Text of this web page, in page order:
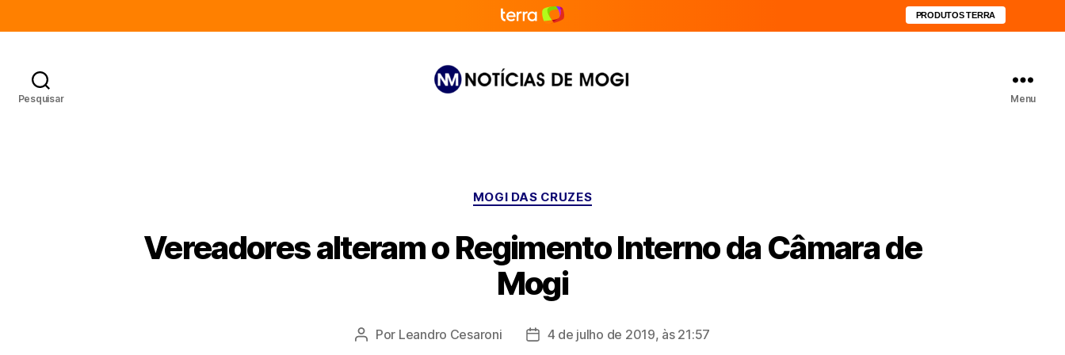
PRODUTOS TERRA
Pesquisar Menu
Categorias
MOGI DAS CRUZES
Vereadores alteram o Regimento Interno da Câmara de
Mogi
Autor
Por Leandro Cesaroni
Data4 de julho de 2019, às 21:57